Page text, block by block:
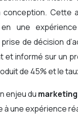
Cette
une
de décision
informé sur un
de 45% et le
enjeu du marketing
à une expérience